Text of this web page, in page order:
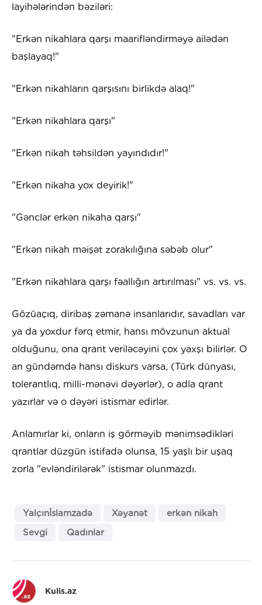
layihələrindən bəziləri:
"Erkən nikahlara qarşı maarifləndirməyə ailədən
başlayaq!"
"Erkən nikahların qarşısını birlikdə alaq!"
"Erkən nikahlara qarşı"
"Erkən nikah təhsildən yayındıdır!"
"Erkən nikaha yox deyirik!"
"Gənclər erkən nikaha qarşı"
"Erkən nikah məişət zorakılığına səbəb olur"
"Erkən nikahlara qarşı fəallığın artırılması" vs. vs. vs.
Gözüaçıq, diribaş zəmanə insanlarıdır, savadları var
ya da yoxdur fərq etmir, hansı mövzunun aktual
olduğunu, ona qrant veriləcəyini çox yaxşı bilirlər. O
an gündəmdə hansı diskurs varsa, (Türk dünyası,
tolerantlıq, milli-mənəvi dəyərlər), o adla qrant
yazırlar və o dəyəri istismar edirlər.
Anlamırlar ki, onların iş görməyib mənimsədikləri
qrantlar düzgün istifadə olunsa, 15 yaşlı bir uşaq
zorla "evləndirilərək" istismar olunmazdı.
Yalçınİslamzadə Xəyanət
erkən nikah
Sevgi
Qadınlar
Kulis.az